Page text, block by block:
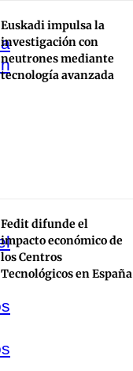
Euskadi impulsa la
investigación con
neutrones mediante
tecnología avanzada
Fedit difunde el
impacto económico de
los Centros
Tecnológicos en España